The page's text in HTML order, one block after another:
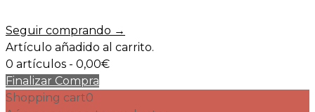
Seguir comprando →
Artículo añadido al carrito.
0 artículos - 0,00€
Finalizar Compra
Shopping cart0